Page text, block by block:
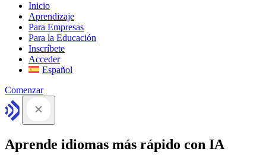
Inicio
Aprendizaje
Para Empresas
Para la Educación
Inscríbete
Acceder
Español
Comenzar
Aprende idiomas más rápido con IA